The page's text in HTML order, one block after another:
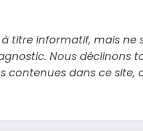
titre informatif, mais
Nous
dans ce site,